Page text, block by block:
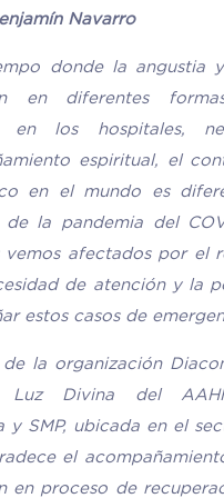
Navarro
donde la angustia
en diferentes
en los hospitales,
espiritual, el
en el mundo es
de la pandemia del
vemos afectados por el
de atención y la
estos casos de
la organización
Luz Divina del
y SMP, ubicada en el
el
en proceso de